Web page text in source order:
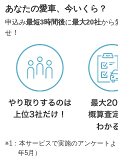
あなたの愛車、今いくら？
申込み最短3時間後に最大20社から
せ！
※1：本サービスで実施のアンケート
年5月）